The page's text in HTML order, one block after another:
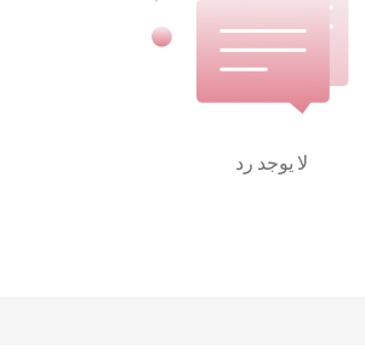
لا يوجد رد